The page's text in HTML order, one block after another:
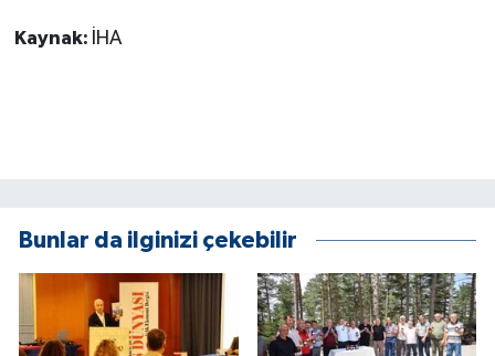
Kaynak: İHA
Bunlar da ilginizi çekebilir